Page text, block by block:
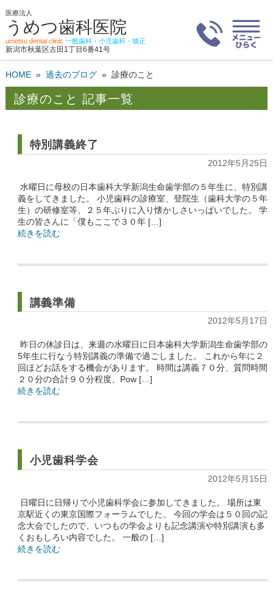
医療法人
うめつ歯科医院
umetsu dental clinic 一般歯科・小児歯科・矯正
新潟市秋葉区古田1丁目6番41号
HOME» 過去のブログ» 診療のこと
診療のこと 記事一覧
特別講義終了
2012年5月25日
水曜日に母校の日本歯科大学新潟生命歯学部の５年生に、特別講
義をしてきました。 小児歯科の診療室、登院生（歯科大学の５年
生）の研修室等、２５年ぶりに入り懐かしさいっぱいでした。 学
生の皆さんに「僕もここで３０年 […]
続きを読む
講義準備
2012年5月17日
昨日の休診日は、来週の水曜日に日本歯科大学新潟生命歯学部の
5年生に行なう特別講義の準備で過ごしました。 これから年に２
回ほどお話をする機会があります。 時間は講義７０分、質問時間
２０分の合計９０分程度、Pow […]
続きを読む
小児歯科学会
2012年5月15日
日曜日に日帰りで小児歯科学会に参加してきました。 場所は東
京駅近くの東京国際フォーラムでした。 今回の学会は５０回の記
念大会でしたので、いつもの学会よりも記念講演や特別講演も多
くおもしろい内容でした。 一般の […]
続きを読む